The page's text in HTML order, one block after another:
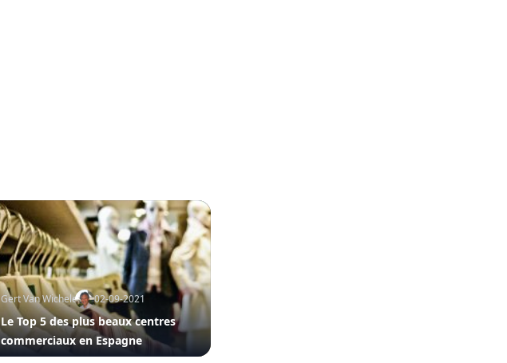
Gert Van Wichelen 02-09-2021
Le Top 5 des plus beaux centres
commerciaux en Espagne